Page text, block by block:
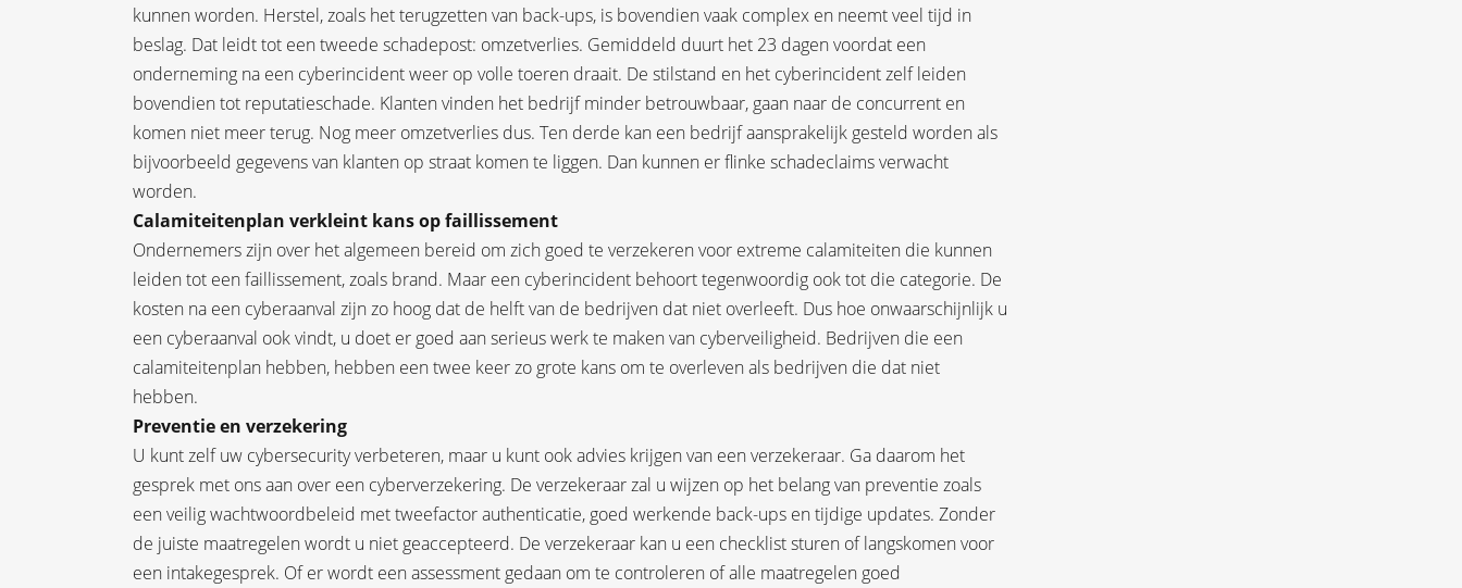
kunnen worden. Herstel, zoals het terugzetten van back-ups, is bovendien vaak complex en neemt veel tijd in
beslag. Dat leidt tot een tweede schadepost: omzetverlies. Gemiddeld duurt het 23 dagen voordat een
onderneming na een cyberincident weer op volle toeren draait. De stilstand en het cyberincident zelf leiden
bovendien tot reputatieschade. Klanten vinden het bedrijf minder betrouwbaar, gaan naar de concurrent en
komen niet meer terug. Nog meer omzetverlies dus. Ten derde kan een bedrijf aansprakelijk gesteld worden als
bijvoorbeeld gegevens van klanten op straat komen te liggen. Dan kunnen er flinke schadeclaims verwacht
worden.
Calamiteitenplan verkleint kans op faillissement
Ondernemers zijn over het algemeen bereid om zich goed te verzekeren voor extreme calamiteiten die kunnen
leiden tot een faillissement, zoals brand. Maar een cyberincident behoort tegenwoordig ook tot die categorie. De
kosten na een cyberaanval zijn zo hoog dat de helft van de bedrijven dat niet overleeft. Dus hoe onwaarschijnlijk u
een cyberaanval ook vindt, u doet er goed aan serieus werk te maken van cyberveiligheid. Bedrijven die een
calamiteitenplan hebben, hebben een twee keer zo grote kans om te overleven als bedrijven die dat niet
hebben.
Preventie en verzekering
U kunt zelf uw cybersecurity verbeteren, maar u kunt ook advies krijgen van een verzekeraar. Ga daarom het
gesprek met ons aan over een cyberverzekering. De verzekeraar zal u wijzen op het belang van preventie zoals
een veilig wachtwoordbeleid met tweefactor authenticatie, goed werkende back-ups en tijdige updates. Zonder
de juiste maatregelen wordt u niet geaccepteerd. De verzekeraar kan u een checklist sturen of langskomen voor
een intakegesprek. Of er wordt een assessment gedaan om te controleren of alle maatregelen goed